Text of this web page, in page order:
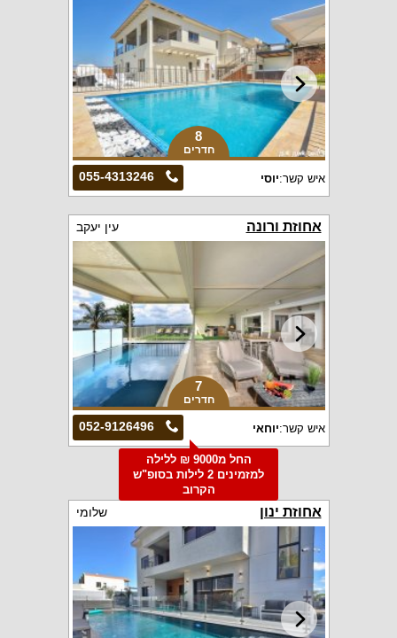
8
חדרים
055-4313246 איש קשר:יוסי
אחוזת ורונה עין יעקב
7
חדרים
052-9126496 איש קשר:יוחאי
החל מ9000 ₪ ללילה
למזמינים 2 לילות בסופ"ש
הקרוב
אחוזת ינון שלומי